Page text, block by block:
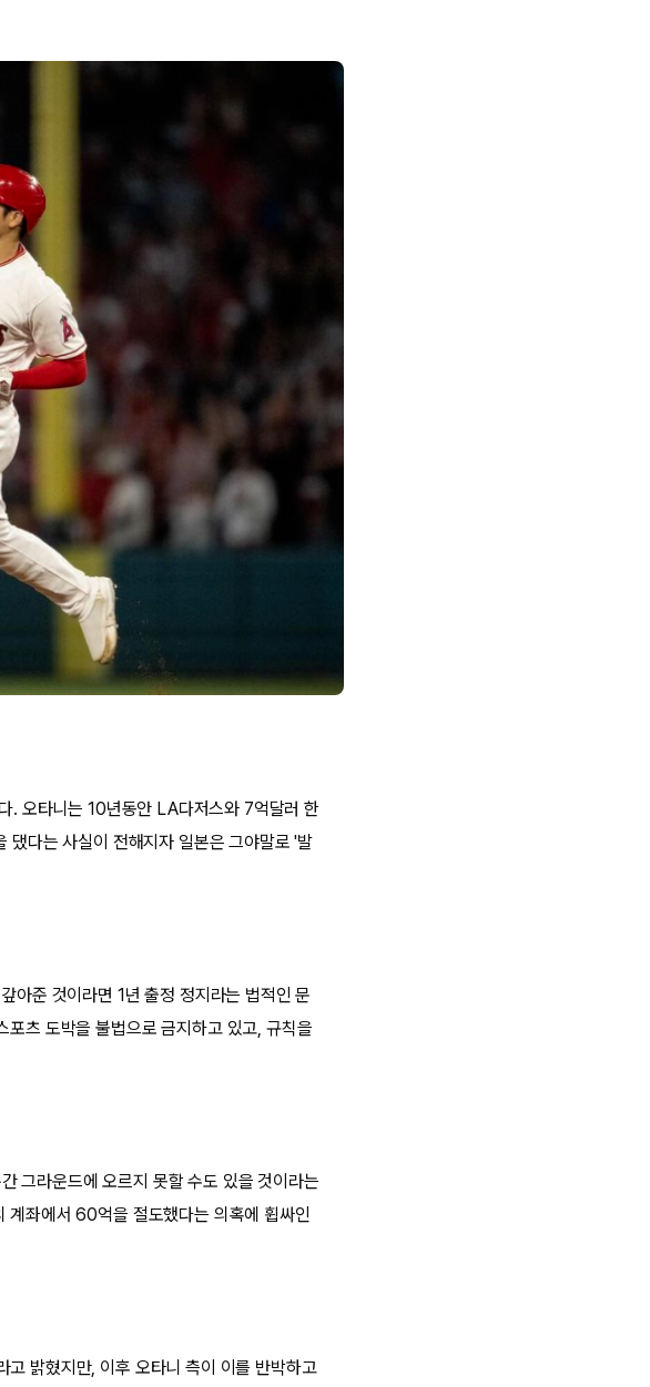
. 오타니는 10년동안 LA다저스와 7억달러 한
다는 사실이 전해지자 일본은 그야말로 '발
아준 것이라면 1년 출정 정지라는 법적인 문
츠 도박을 불법으로 금지하고 있고, 규칙을
그라운드에 오르지 못할 수도 있을 것이라는
계좌에서 60억을 절도했다는 의혹에 휩싸인
밝혔지만, 이후 오타니 측이 이를 반박하고